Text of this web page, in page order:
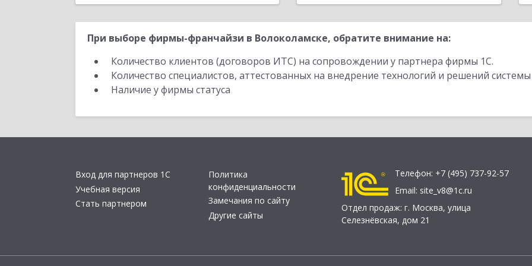
При выборе фирмы-франчайзи в Волоколамске, обратите внимание на:
Количество клиентов (договоров ИТС) на сопровождении у партнера фирмы 1С.
Количество специалистов, аттестованных на внедрение технологий и решений
Наличие у фирмы статуса
Вход для партнеров 1С
Учебная версия
Стать партнером
Политика
конфиденциальности
Замечания по сайту
Другие сайты
Телефон: +7 (495) 737-92-57
Email: site_v8@1c.ru
Отдел продаж: г. Москва, улица
Селезнёвская, дом 21